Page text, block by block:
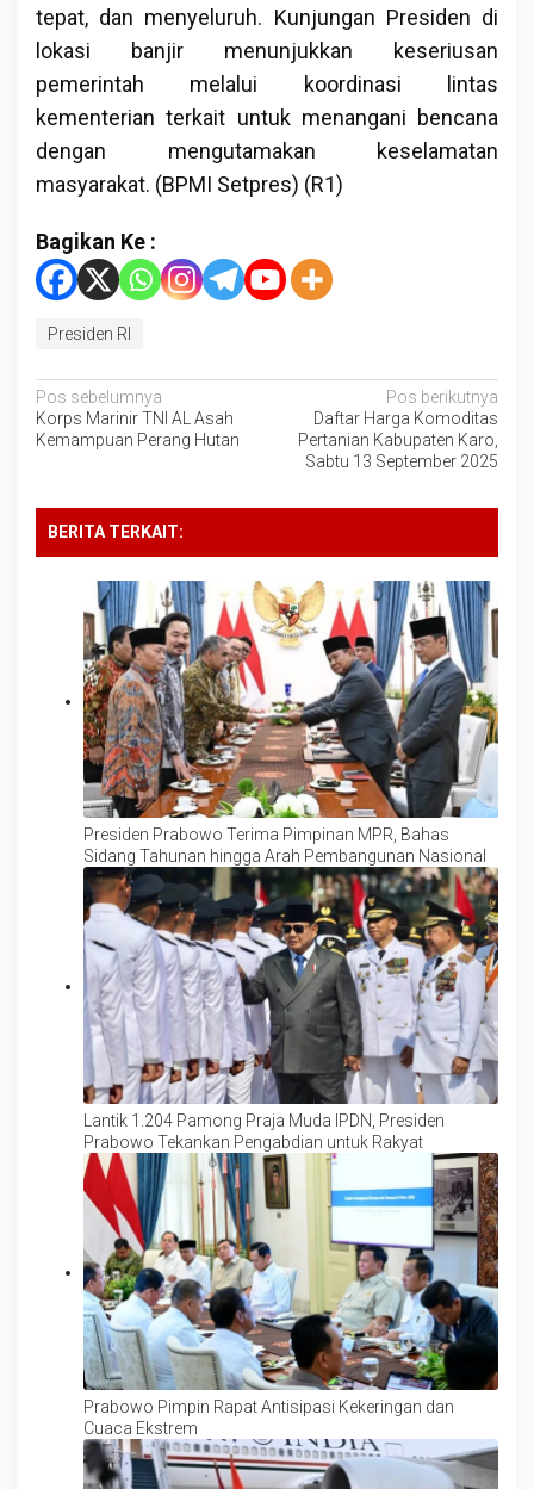
tepat, dan menyeluruh. Kunjungan Presiden di
lokasi banjir menunjukkan keseriusan
pemerintah melalui koordinasi lintas
kementerian terkait untuk menangani bencana
dengan mengutamakan keselamatan
masyarakat. (BPMI Setpres) (R1)
Bagikan Ke :
Presiden RI
Navigasi
pos
Pos sebelumnya
Korps Marinir TNI AL Asah
Kemampuan Perang Hutan
Pos berikutnya
Daftar Harga Komoditas
Pertanian Kabupaten Karo,
Sabtu 13 September 2025
BERITA TERKAIT:
Presiden Prabowo Terima Pimpinan MPR, Bahas
Sidang Tahunan hingga Arah Pembangunan Nasional
Lantik 1.204 Pamong Praja Muda IPDN, Presiden
Prabowo Tekankan Pengabdian untuk Rakyat
Prabowo Pimpin Rapat Antisipasi Kekeringan dan
Cuaca Ekstrem